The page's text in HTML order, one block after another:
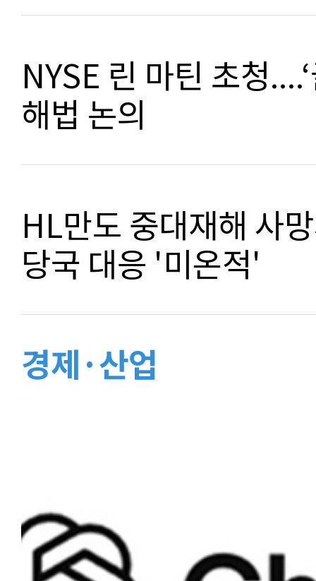
NYSE 린 마틴 초청
해법 논의
HL만도 중대재해 사
당국 대응 '미온적'
경제·산업